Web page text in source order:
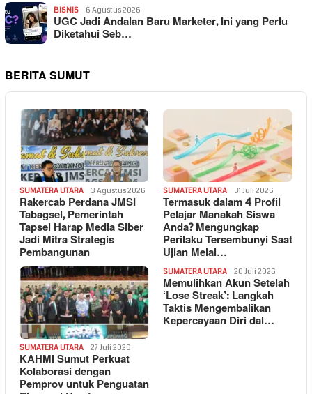
BISNIS 6 Agustus 2026
UGC Jadi Andalan Baru Marketer, Ini yang Perlu
Diketahui Seb…
BERITA SUMUT
SUMATERA UTARA 3 Agustus 2026
Rakercab Perdana JMSI
Tabagsel, Pemerintah
Tapsel Harap Media Siber
Jadi Mitra Strategis
Pembangunan
SUMATERA UTARA 31 Juli 2026
Termasuk dalam 4 Profil
Pelajar Manakah Siswa
Anda? Mengungkap
Perilaku Tersembunyi Saat
Ujian Melal…
SUMATERA UTARA 27 Juli 2026
KAHMI Sumut Perkuat
Kolaborasi dengan
Pemprov untuk Penguatan
SUMATERA UTARA 20 Juli 2026
Memulihkan Akun Setelah
‘Lose Streak’: Langkah
Taktis Mengembalikan
Kepercayaan Diri dal…